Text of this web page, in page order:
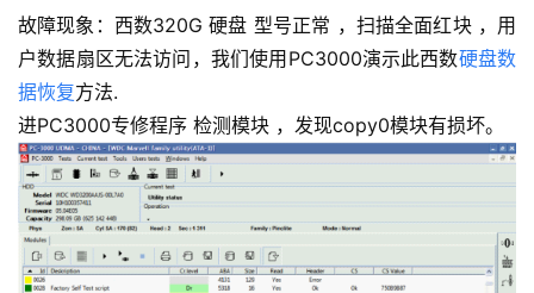
故障现象：西数320G 硬盘 型号正常 ，扫描全面红块 ，用
户数据扇区无法访问，我们使用PC3000演示此西数硬盘数
据恢复方法.
进PC3000专修程序 检测模块 ，发现copy0模块有损坏。